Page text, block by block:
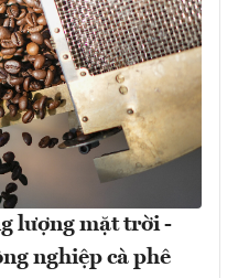
lượng mặt trời -
nghiệp cà phê